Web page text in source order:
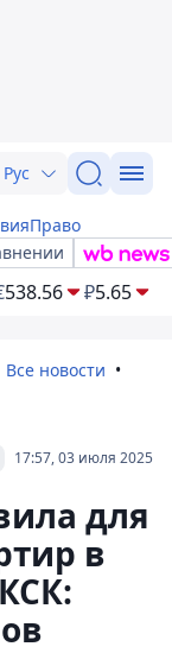
Рус
Право
538.56 ₽5.65
Все новости
17:57, 03 июля 2025
для
в